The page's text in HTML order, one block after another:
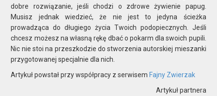
dobre rozwiązanie, jeśli chodzi o zdrowe żywienie papug.
Musisz jednak wiedzieć, że nie jest to jedyna ścieżka
prowadząca do długiego życia Twoich podopiecznych. Jeśli
chcesz możesz na własną rękę dbać o pokarm dla swoich pupili.
Nic nie stoi na przeszkodzie do stworzenia autorskiej mieszanki
przygotowanej specjalnie dla nich.
Artykuł powstał przy współpracy z serwisem Fajny Zwierzak
Artykuł partnera